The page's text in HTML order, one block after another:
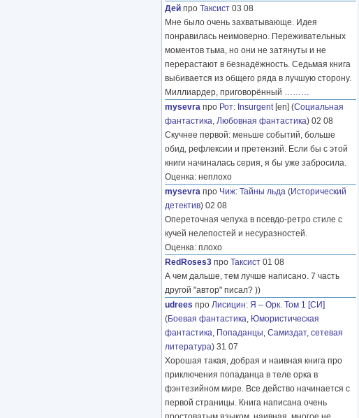
Дей про Таксист 03 08
Мне было очень захватывающе. Идея
понравилась неимоверно. Переживательных
моментов тьма, но они не затянуты и не
перерастают в безнадёжность. Седьмая книга
выбивается из общего ряда в лучшую сторону.
Миллиардер, приговорённый ………
mysevra про Рот: Insurgent[en] (Социальная
фантастика, Любовная фантастика) 02 08
Скучнее первой: меньше событий, больше
обид, рефлексии и претензий. Если бы с этой
книги начиналась серия, я бы уже забросила.
Оценка: неплохо
mysevra про Чиж: Тайны льда (Исторический
детектив) 02 08
Опереточная чепуха в псевдо-ретро стиле с
кучей нелепостей и несуразностей.
Оценка: плохо
RedRoses3 про Таксист 01 08
А чем дальше, тем лучше написано. 7 часть
другой "автор" писал? ))
udrees про Лисицин: Я – Орк. Том 1 [СИ]
(Боевая фантастика, Юмористическая
фантастика, Попаданцы, Самиздат, сетевая
литература) 31 07
Хорошая такая, добрая и наивная книга про
приключения попаданца в теле орка в
фэнтезийном мире. Все действо начинается с
первой страницы. Книга написана очень